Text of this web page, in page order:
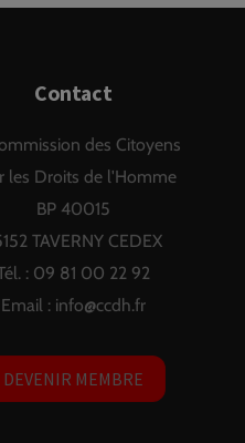
Contact
des Citoyens
les Droits de l'Homme
BP 40015
TAVERNY CEDEX
: 09 81 00 22 92
Email : info@ccdh.fr
DEVENIR MEMBRE